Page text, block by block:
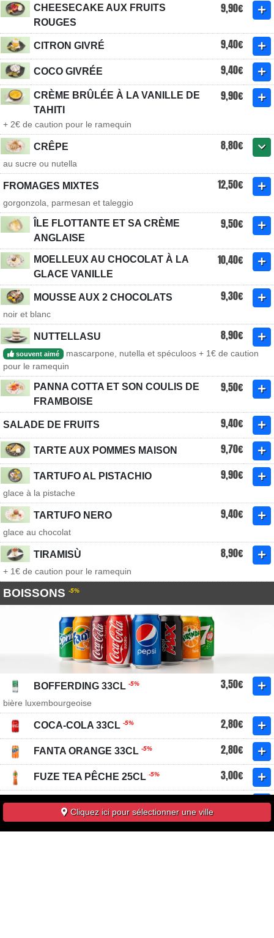
CHEESECAKE AUX FRUITS
ROUGES
9,90€
CITRON GIVRÉ 9,40€
COCO GIVRÉE 9,40€
CRÈME BRÛLÉE À LA VANILLE DE
TAHITI
9,90€
+ 2€ de caution pour le ramequin
CRÊPE 8,80€
au sucre ou nutella
FROMAGES MIXTES 12,50€
gorgonzola, parmesan et taleggio
ÎLE FLOTTANTE ET SA CRÈME
ANGLAISE
9,50€
MOELLEUX AU CHOCOLAT À LA
GLACE VANILLE
10,40€
MOUSSE AUX 2 CHOCOLATS 9,30€
noir et blanc
NUTTELLASU 8,90€
souvent aimé
mascarpone, nutella et spéculoos + 1€ de caution
pour le ramequin
PANNA COTTA ET SON COULIS DE
FRAMBOISE
9,50€
SALADE DE FRUITS 9,40€
TARTE AUX POMMES MAISON 9,70€
TARTUFO AL PISTACHIO 9,90€
glace à la pistache
TARTUFO NERO 9,40€
glace au chocolat
TIRAMISÙ 8,90€
+ 1€ de caution pour le ramequin
BOISSONS -5%
BOFFERDING 33CL -5% 3,50€
bière luxembourgeoise
COCA-COLA 33CL -5% 2,80€
FANTA ORANGE 33CL -5% 2,80€
FUZE TEA PÊCHE 25CL -5% 3,00€
SAN PELLEGRINO 50CL 3,00€
eau pétillante italienne
Cliquez ici pour sélectionner une ville